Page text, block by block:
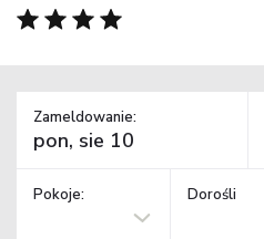
Zameldowanie:
Pokoje: Dorośli